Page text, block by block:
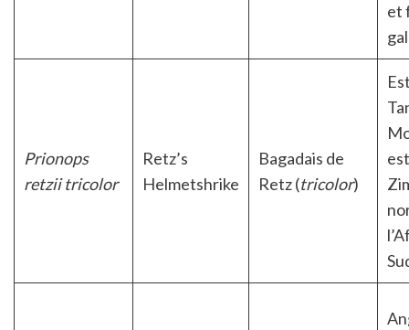
et
Prionops
retzii tricolor
Retz’s
Helmetshrike
Bagadais de
Retz (tricolor)